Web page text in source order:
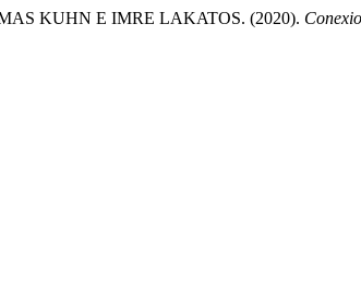
KUHN E IMRE LAKATOS. (2020).